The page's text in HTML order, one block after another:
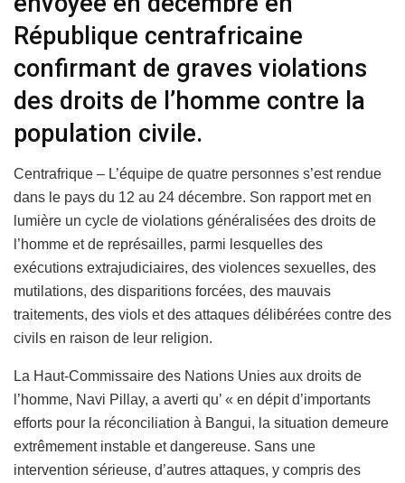
République centrafricaine
confirmant de graves violations
des droits de l’homme contre la
population civile.
Centrafrique – L’équipe de quatre personnes s’est rendue
dans le pays du 12 au 24 décembre. Son rapport met en
lumière un cycle de violations généralisées des droits de
l’homme et de représailles, parmi lesquelles des
exécutions extrajudiciaires, des violences sexuelles, des
mutilations, des disparitions forcées, des mauvais
traitements, des viols et des attaques délibérées contre des
civils en raison de leur religion.
La Haut-Commissaire des Nations Unies aux droits de
l’homme, Navi Pillay, a averti qu’ « en dépit d’importants
efforts pour la réconciliation à Bangui, la situation demeure
extrêmement instable et dangereuse. Sans une
intervention sérieuse, d’autres attaques, y compris des